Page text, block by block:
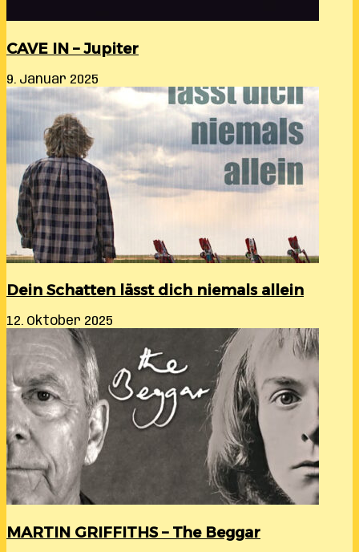
CAVE IN – Jupiter
9. Januar 2025
Dein Schatten lässt dich niemals allein
12. Oktober 2025
MARTIN GRIFFITHS – The Beggar